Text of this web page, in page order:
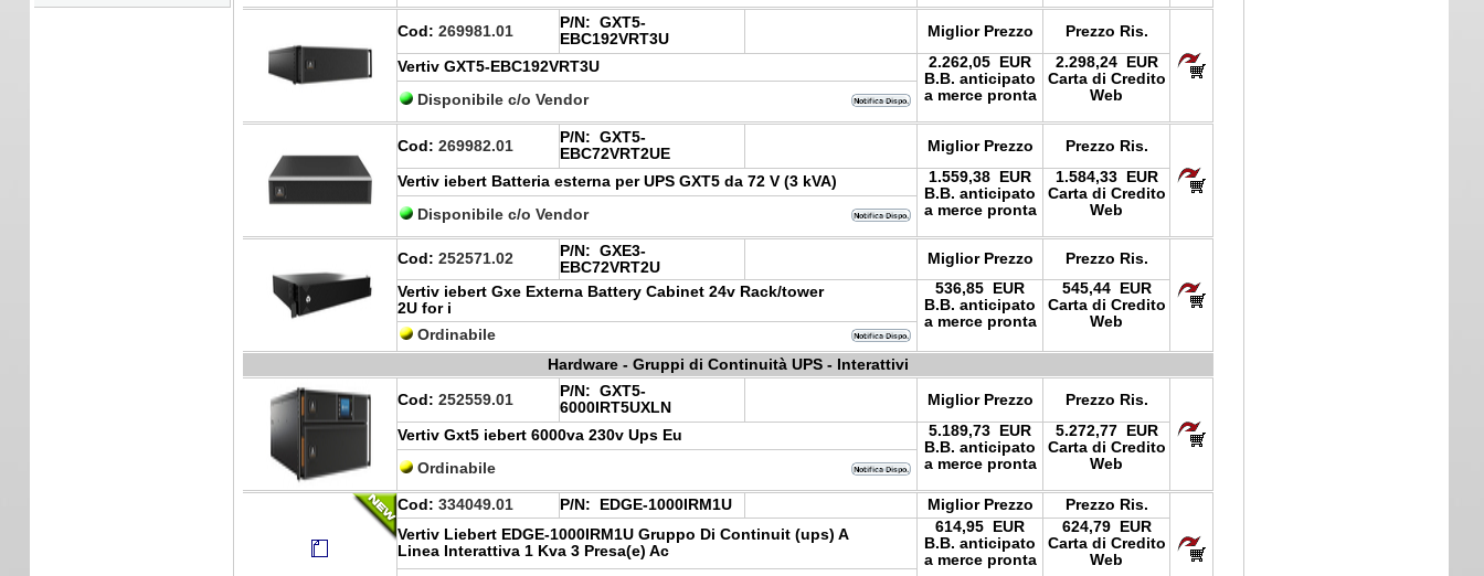
Cod: 269981.01
P/N: GXT5-
EBC192VRT3U
Miglior Prezzo Prezzo Ris.
Vertiv GXT5-EBC192VRT3U
2.262,05 EUR
B.B. anticipato
a merce pronta
2.298,24 EUR
Carta di Credito
Web
Disponibile c/o Vendor
Cod: 269982.01
P/N: GXT5-
EBC72VRT2UE
Miglior Prezzo Prezzo Ris.
Vertiv iebert Batteria esterna per UPS GXT5 da 72 V (3 kVA)
1.559,38 EUR
B.B. anticipato
a merce pronta
1.584,33 EUR
Carta di Credito
Web
Disponibile c/o Vendor
Cod: 252571.02 P/N: GXE3-
EBC72VRT2U
Miglior Prezzo
Prezzo Ris.
Vertiv iebert Gxe Externa Battery Cabinet 24v Rack/tower
2U for i
536,85 EUR
B.B. anticipato
a merce pronta
545,44 EUR
Carta di Credito
Web
Ordinabile
Hardware - Gruppi di Continuità UPS - Interattivi
Cod: 252559.01
P/N: GXT5-
6000IRT5UXLN
Miglior Prezzo Prezzo Ris.
Vertiv Gxt5 iebert 6000va 230v Ups Eu
5.189,73 EUR
B.B. anticipato
a merce pronta
5.272,77 EUR
Carta di Credito
Web
Ordinabile
Cod: 334049.01 P/N: EDGE-1000IRM1U Miglior Prezzo
Prezzo Ris.
Vertiv Liebert EDGE-1000IRM1U Gruppo Di Continuit (ups) A
Linea Interattiva 1 Kva 3 Presa(e) Ac
614,95 EUR
B.B. anticipato
a merce pronta
624,79 EUR
Carta di Credito
Web